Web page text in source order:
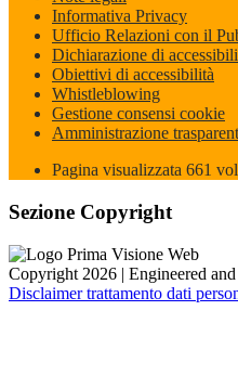
Informativa Privacy
Ufficio Relazioni con il
Dichiarazione di
Obiettivi di accessibilità
Whistleblowing
Gestione consensi cookie
Amministrazione
Pagina visualizzata 661
Sezione Copyright
Copyright 2026 | Engineered
Disclaimer trattamento dati